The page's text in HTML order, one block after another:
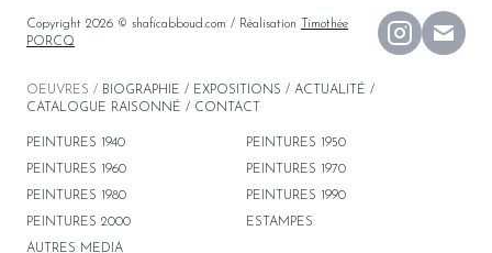
Copyright 2026 © shaficabboud.com / Réalisation
Timothée
PORCQ
OEUVRES / BIOGRAPHIE / EXPOSITIONS / ACTUALITÉ /
CATALOGUE RAISONNÉ / CONTACT
PEINTURES 1940 PEINTURES 1950
PEINTURES 1960 PEINTURES 1970
PEINTURES 1980 PEINTURES 1990
PEINTURES 2000
ESTAMPES
AUTRES MEDIA